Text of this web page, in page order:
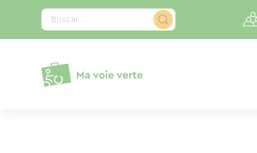
Buscar...
Panel de gestión de cookies